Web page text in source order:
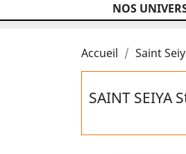
NOS
Accueil Saint
SAINT SEIYA